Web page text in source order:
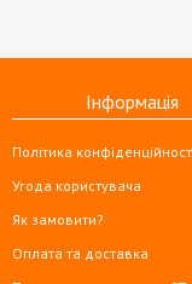
Інформація
Політика
Угода користувача
Як замовити?
Оплата та доставка